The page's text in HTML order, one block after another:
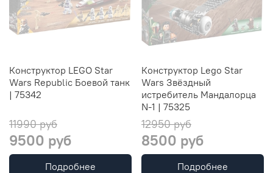
Конструктор LEGO Star
Wars Republic Боевой танк
| 75342
11990 руб
9500 руб
Подробнее
Конструктор Lego Star
Wars Звёздный
истребитель Мандалорца
N-1 | 75325
12950 руб
8500 руб
Подробнее